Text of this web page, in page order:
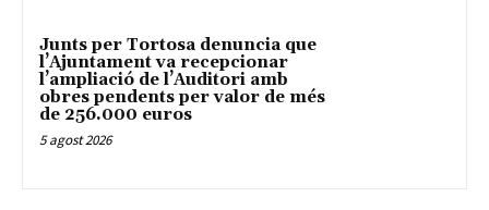
Junts per Tortosa denuncia que
l’Ajuntament va recepcionar
l’ampliació de l’Auditori amb
obres pendents per valor de més
de 256.000 euros
5 agost 2026